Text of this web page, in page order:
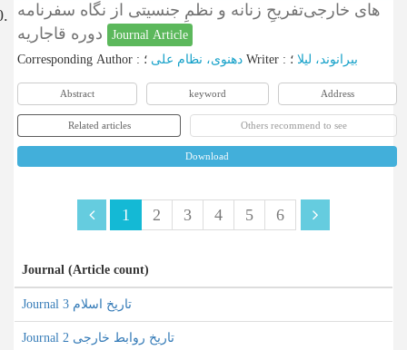
تفریحِ زنانه و نظمِ جنسیتی از نگاه سفرنامه‎های خارجی
Journal Article
Corresponding Author : دهنوی، نظام علی Writer : بیرانوند، لیلا ؛
Abstract keyword Address
Related articles Others recommend to see
Download
1 2 3 4 5 6
Journal (Article count)
Journal تاریخ اسلام 3
Journal تاریخ روابط خارجی 2